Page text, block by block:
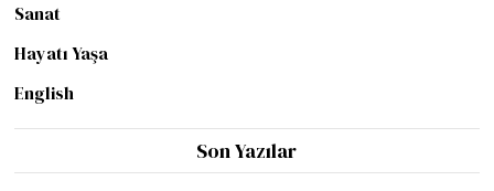
Sanat
Hayatı Yaşa
English
Son Yazılar